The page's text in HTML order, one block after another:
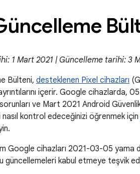
1 Mart 2021 | Güncelleme tarihi: 3
Bülteni, desteklenen Pixel cihazları
içerir. Google cihazlarda,
ve Mart 2021 Android
nasıl kontrol edeceğinizi öğrenmek için
Google cihazları 2021-03-05 yama
güncellemeleri kabul etmeye teşvik